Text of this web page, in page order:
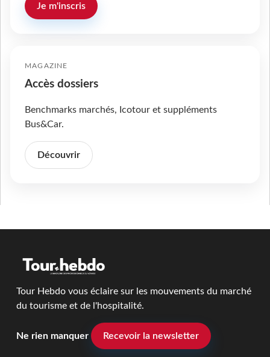
Je m'inscris
MAGAZINE
Accès dossiers
Benchmarks marchés, Icotour et suppléments
Bus&Car.
Découvrir
Tour Hebdo vous éclaire sur les mouvements du marché
du tourisme et de l'hospitalité.
Ne rien manquer Recevoir la newsletter